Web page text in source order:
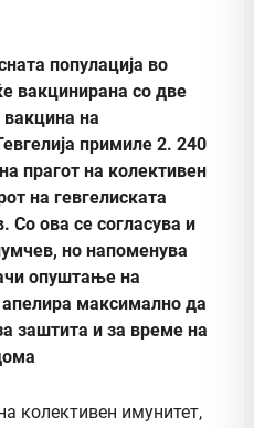
популација во
вакцинирана со две
на
примиле 2. 240
прагот на колективен
на гевгелиската
ова се согласува и
но напоменува
опуштање на
максимално да
заштита и за време на